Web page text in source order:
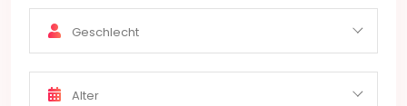
Geschlecht
Alter